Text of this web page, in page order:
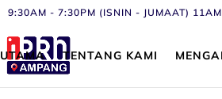
9:30AM - 7:30PM (ISNIN - JUMAAT)
UTAMA TENTANG KAMI